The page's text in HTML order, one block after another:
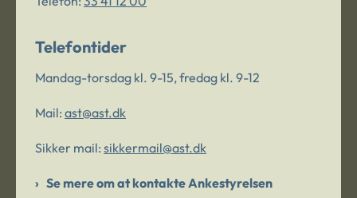
Telefontider
Mandag-torsdag kl. 9-15, fredag kl. 9-12
Mail: ast@ast.dk
Sikker mail: sikkermail@ast.dk
Se mere om at kontakte Ankestyrelsen